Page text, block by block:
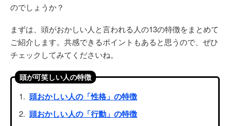
のでしょうか？
まずは、頭がおかしい人と言われる人の13の特徴をまとめて
ご紹介します。共感できるポイントもあると思うので、ぜひ
チェックしてみてくださいね。
頭が可笑しい人の特徴
頭おかしい人の「性格」の特徴
頭おかしい人の「行動」の特徴